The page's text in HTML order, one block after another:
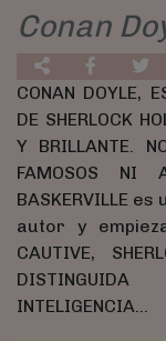
Conan
CONAN DOYLE,
DE SHERLOCK
Y BRILLANTE.
FAMOSOS NI
BASKERVILLE
autor y
CAUTIVE,
INTELIGENCIA…